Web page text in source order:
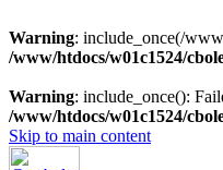
Warning: include_once(/
/www/htdocs/w01c1524/
Warning: include_once():
/www/htdocs/w01c1524/
Skip to main content